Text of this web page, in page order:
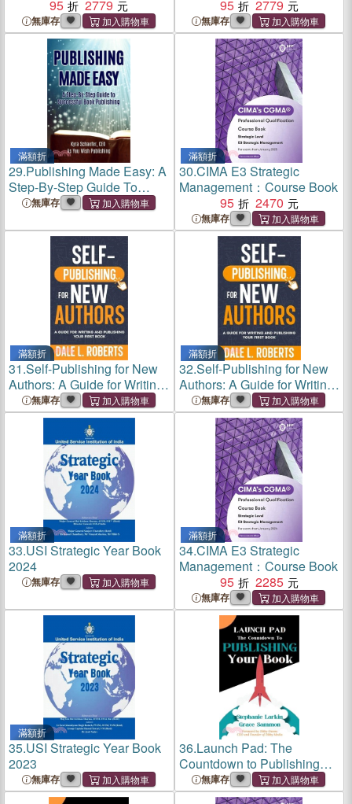
95
2779
無庫存
95
2779
無庫存
滿額折
29.Publishing Made Easy: A
Step-By-Step Guide To
Successful Book Publishing
無庫存
滿額折
30.CIMA E3 Strategic
Management：Course Book
95
2470
無庫存
滿額折
31.Self-Publishing for New
Authors: A Guide for Writing
and Publishing Your First
Book
無庫存
滿額折
32.Self-Publishing for New
Authors: A Guide for Writing
and Publishing Your First
Book
無庫存
滿額折
33.USI Strategic Year Book
2024
無庫存
滿額折
34.CIMA E3 Strategic
Management：Course Book
95
2285
無庫存
滿額折
35.USI Strategic Year Book
2023
無庫存
36.Launch Pad: The
Countdown to Publishing
Your Book
無庫存